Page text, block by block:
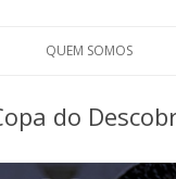
QUEM SOMOS
do